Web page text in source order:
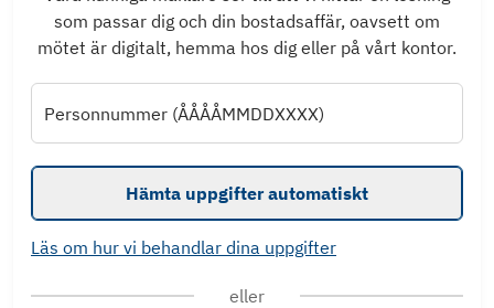
som passar dig och din bostadsaffär, oavsett om
mötet är digitalt, hemma hos dig eller på vårt kontor.
Personnummer (ÅÅÅÅMMDDXXXX)
Hämta uppgifter automatiskt
Läs om hur vi behandlar dina uppgifter
eller